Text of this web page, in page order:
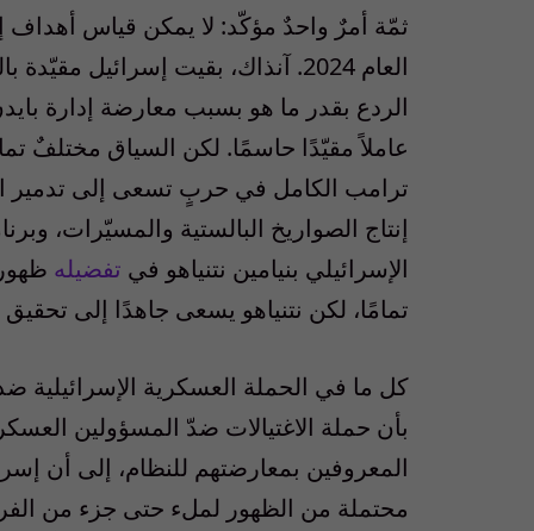
ثمّة أمرٌ واحدٌ مؤكّد: لا يمكن قياس أهداف
العام 2024. آنذاك، بقيت إسرائيل
الردع بقدر ما هو بسبب معارضة إدارة
عاملاً مقيّدًا حاسمًا. لكن السياق مختلفٌ
ترامب الكامل في حربٍ تسعى إلى تدمير
إنتاج الصواريخ البالستية والمسيّرات،
الإسرائيلي بنيامين نتنياهو في تفضيله
تمامًا، لكن نتنياهو يسعى جاهدًا إلى تحقيق
كل ما في الحملة العسكرية الإسرائيلية
بأن حملة الاغتيالات ضدّ المسؤولين
المعروفين بمعارضتهم للنظام، إلى أن
محتملة من الظهور لملء حتى جزء من